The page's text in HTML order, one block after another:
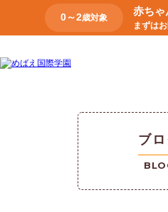
0～2歳対象
赤ちゃ
まずは
ブ